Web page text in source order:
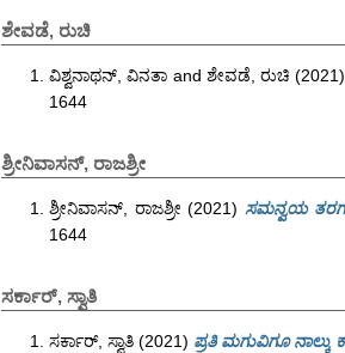
ಶೇವಡೆ, ರುಚಿ
ವಿಶ್ವನಾಥನ್, ವಿನತಾ and ಶೇವಡೆ, ರುಚಿ (2021)
1644
ಶ್ರೀನಿವಾಸನ್, ರಾಜಶ್ರೀ
ಶ್ರೀನಿವಾಸನ್, ರಾಜಶ್ರೀ (2021) ಸಮನ್ವಯ
1644
ಸರ್ಕಾರ್, ಸ್ವಾತಿ
ಸರ್ಕಾರ್, ಸ್ವಾತಿ (2021) ಪ್ರತಿ ಮಗುವಿಗೂ